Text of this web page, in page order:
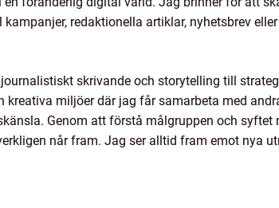
redaktionella artiklar, nyhetsbrev
skrivande och storytelling till
miljöer där jag får samarbeta med
Genom att förstå målgruppen och
når fram. Jag ser alltid fram emot nya